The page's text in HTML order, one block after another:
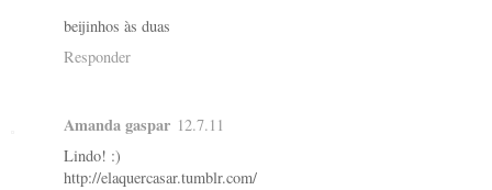
beijinhos às duas
Responder
Amanda gaspar 12.7.11
Lindo! :)
http://elaquercasar.tumblr.com/